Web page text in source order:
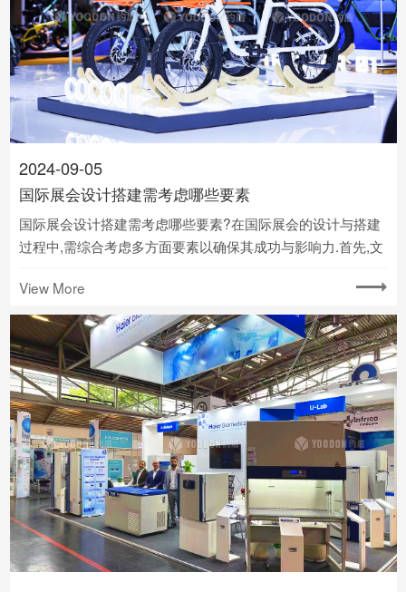
2024-09-05
国际展会设计搭建需考虑哪些要素
国际展会设计搭建需考虑哪些要素?在国际展会的设计与搭建
过程中,需综合考虑多方面要素以确保其成功与影响力.首先,文
商与观众
View More